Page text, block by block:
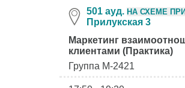
501 ауд. НА СХЕМЕ
Прилукская 3
Маркетинг
клиентами (Практика)
Группа М-2421